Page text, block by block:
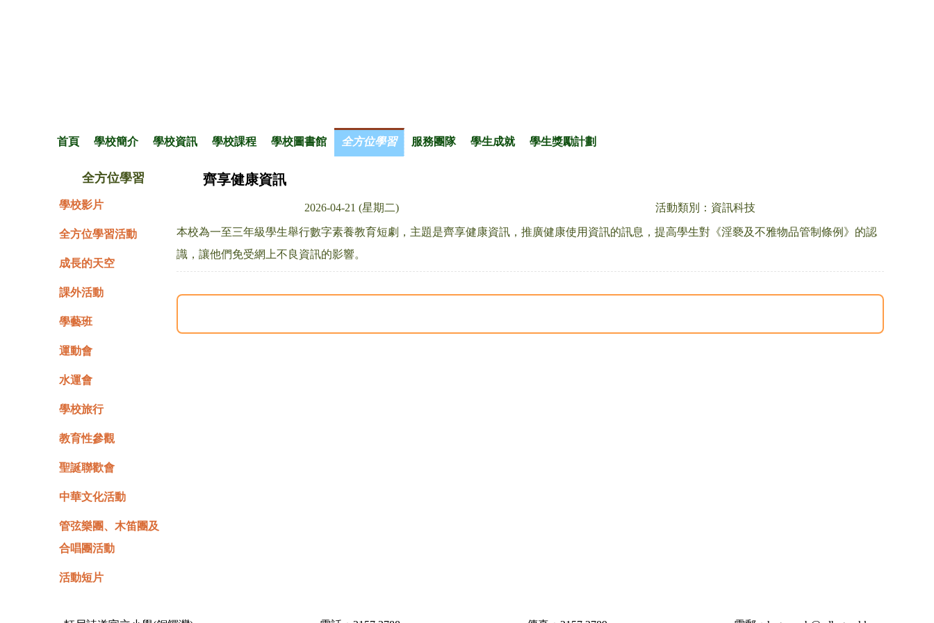
首頁 學校簡介 學校資訊 學校課程 學校圖書館 全方位學習 服務團隊 學生成就 學生獎勵計劃
全方位學習
學校影片
全方位學習活動
成長的天空
課外活動
學藝班
運動會
水運會
學校旅行
教育性參觀
聖誕聯歡會
中華文化活動
管弦樂團、木笛團及
合唱團活動
活動短片
齊享健康資訊
2026-04-21 (星期二) 活動類別：資訊科技
本校為一至三年級學生舉行數字素養教育短劇，主題是齊享健康資訊，推廣健康使用資訊的訊息，提高學生對《淫褻及不雅物品管制條例》的認
識，讓他們免受網上不良資訊的影響。